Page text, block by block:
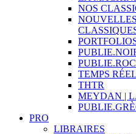
NOS
TEMPS RÉEL
THTR
MEYDAN |
PRO
LIBRAIRES